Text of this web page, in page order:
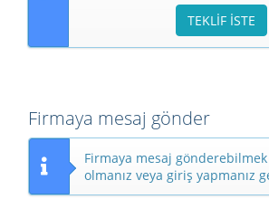
TEKLİF İSTE
Firmaya mesaj gönder
Firmaya mesaj gönderebilmek
olmanız veya giriş yapmanız